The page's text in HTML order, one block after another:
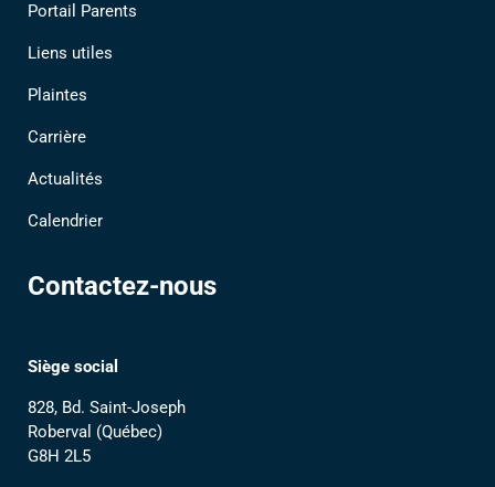
Portail Parents
Liens utiles
Plaintes
Carrière
Actualités
Calendrier
Contactez-nous
Siège social
828, Bd. Saint-Joseph
Roberval (Québec)
G8H 2L5